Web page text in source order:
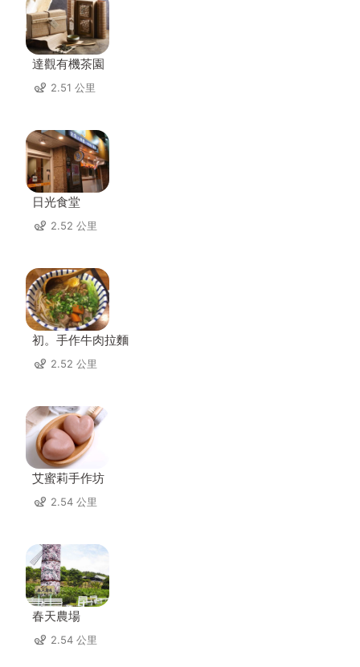
達觀有機茶園
2.51 公里
日光食堂
2.52 公里
初。手作牛肉拉麵
2.52 公里
艾蜜莉手作坊
2.54 公里
春天農場
2.54 公里